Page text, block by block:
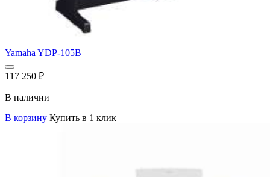
Yamaha YDP-105B
117 250 ₽
В наличии
В корзину Купить в 1 клик